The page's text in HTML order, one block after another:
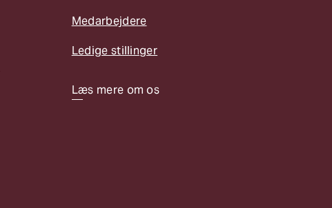
Medarbejdere
Ledige stillinger
Læs mere om os